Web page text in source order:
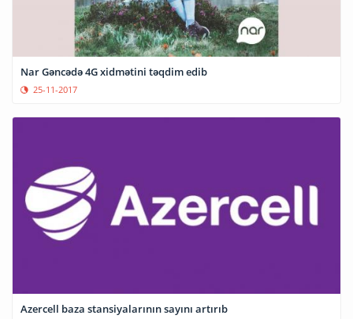
Nar Gəncədə 4G xidmətini təqdim edib
25-11-2017
Azercell baza stansiyalarının sayını artırıb